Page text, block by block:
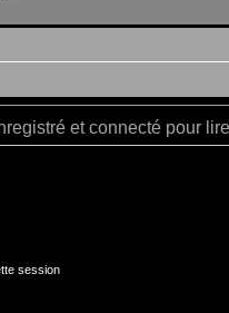
et connecté pour
session